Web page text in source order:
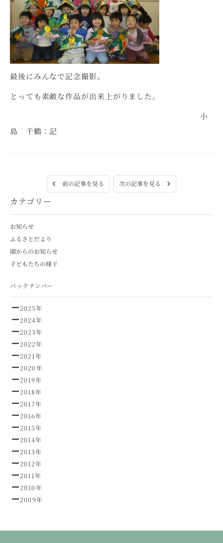
カテゴリー
お知らせ
ふるさとだより
園からのお知らせ
子どもたちの様子
バックナンバー
2025年
2024年
2023年
2022年
2021年
2020年
2019年
2018年
2017年
2016年
2015年
2014年
2013年
2012年
2011年
2010年
2009年
最後にみんなで記念撮影。
とっても素敵な作品が出来上がりました。
小
島 千鶴：記
前の記事を見る 次の記事を見る